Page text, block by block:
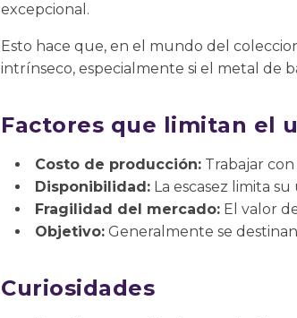
excepcional.
Esto hace que, en el mundo del
intrínseco, especialmente si el metal de
Factores que limitan el
Costo de producción: Trabajar
Disponibilidad: La escasez limita
Fragilidad del mercado: El valor
Objetivo: Generalmente se
Curiosidades